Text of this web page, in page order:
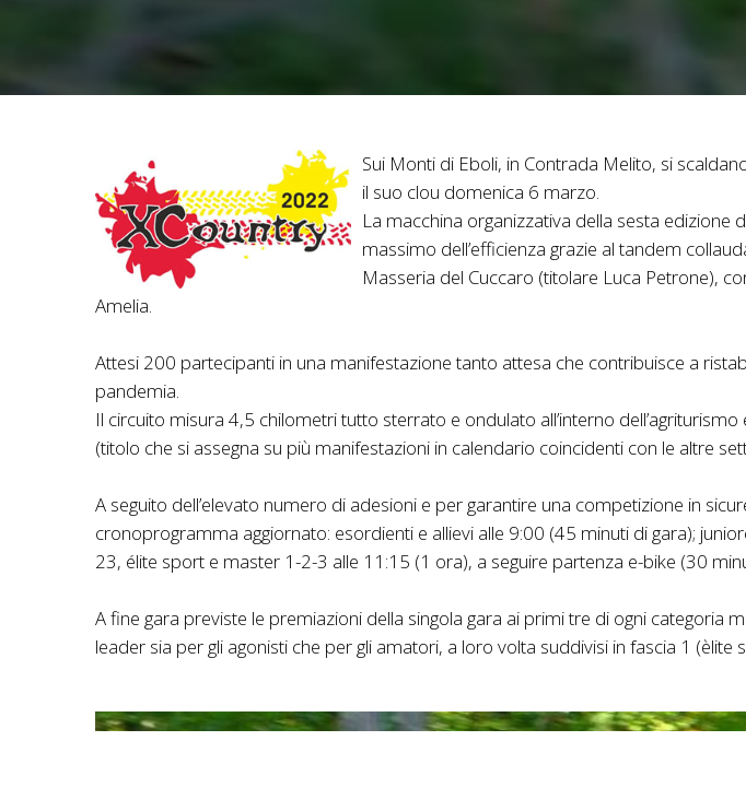
Sui Monti di Eboli, in Contrada Melito, si
il suo clou domenica 6 marzo.
La macchina organizzativa della sesta edizione
massimo dell’efficienza grazie al tandem
Masseria del Cuccaro (titolare Luca Petrone),
Amelia.
Attesi 200 partecipanti in una manifestazione tanto attesa che contribuisce a
pandemia.
Il circuito misura 4,5 chilometri tutto sterrato e ondulato all’interno
(titolo che si assegna su più manifestazioni in calendario coincidenti con le altre
A seguito dell’elevato numero di adesioni e per garantire una competizione in
cronoprogramma aggiornato: esordienti e allievi alle 9:00 (45 minuti di gara);
23, élite sport e master 1-2-3 alle 11:15 (1 ora), a seguire partenza e-bike (30
A fine gara previste le premiazioni della singola gara ai primi tre di ogni categoria
leader sia per gli agonisti che per gli amatori, a loro volta suddivisi in fascia 1